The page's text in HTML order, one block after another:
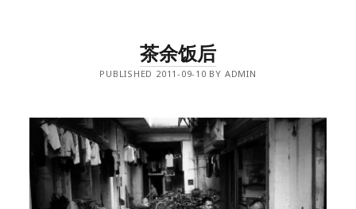
茶余饭后
PUBLISHED 2011-09-10 BY ADMIN